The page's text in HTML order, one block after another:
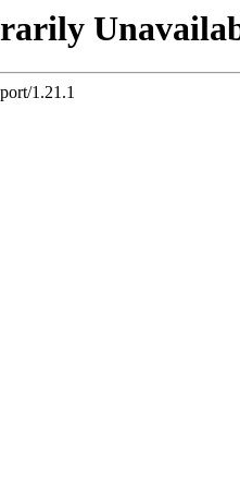
1.21.1